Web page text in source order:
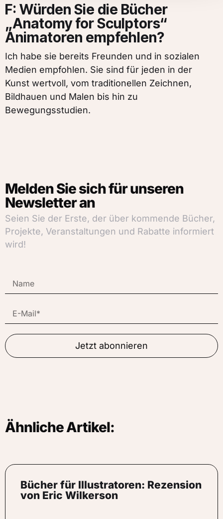
F: Würden Sie die Bücher
„Anatomy for Sculptors“
Animatoren empfehlen?
Ich habe sie bereits Freunden und in sozialen
Medien empfohlen. Sie sind für jeden in der
Kunst wertvoll, vom traditionellen Zeichnen,
Bildhauen und Malen bis hin zu
Bewegungsstudien.
Melden Sie sich für unseren
Newsletter an
Seien Sie der Erste, der über kommende Bücher,
Projekte, Veranstaltungen und Rabatte informiert
wird!
Jetzt abonnieren
Ähnliche Artikel:
Bücher für Illustratoren: Rezension
von Eric Wilkerson